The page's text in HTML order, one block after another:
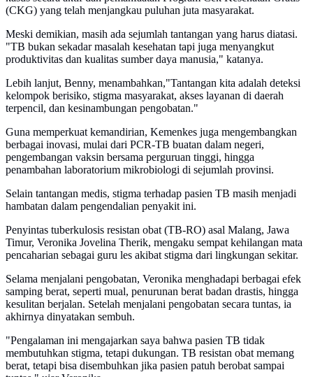
(CKG) yang telah menjangkau puluhan juta masyarakat.
Meski demikian, masih ada sejumlah tantangan yang harus diatasi.
"TB bukan sekadar masalah kesehatan tapi juga menyangkut
produktivitas dan kualitas sumber daya manusia," katanya.
Lebih lanjut, Benny, menambahkan,"Tantangan kita adalah deteksi
kelompok berisiko, stigma masyarakat, akses layanan di daerah
terpencil, dan kesinambungan pengobatan."
Guna memperkuat kemandirian, Kemenkes juga mengembangkan
berbagai inovasi, mulai dari PCR-TB buatan dalam negeri,
pengembangan vaksin bersama perguruan tinggi, hingga
penambahan laboratorium mikrobiologi di sejumlah provinsi.
Selain tantangan medis, stigma terhadap pasien TB masih menjadi
hambatan dalam pengendalian penyakit ini.
Penyintas tuberkulosis resistan obat (TB-RO) asal Malang, Jawa
Timur, Veronika Jovelina Therik, mengaku sempat kehilangan mata
pencaharian sebagai guru les akibat stigma dari lingkungan sekitar.
Selama menjalani pengobatan, Veronika menghadapi berbagai efek
samping berat, seperti mual, penurunan berat badan drastis, hingga
kesulitan berjalan. Setelah menjalani pengobatan secara tuntas, ia
akhirnya dinyatakan sembuh.
"Pengalaman ini mengajarkan saya bahwa pasien TB tidak
membutuhkan stigma, tetapi dukungan. TB resistan obat memang
berat, tetapi bisa disembuhkan jika pasien patuh berobat sampai